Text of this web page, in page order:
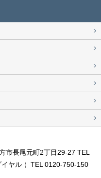
市長尾元町2丁目29-27 TEL
ヤル ）TEL 0120-750-150